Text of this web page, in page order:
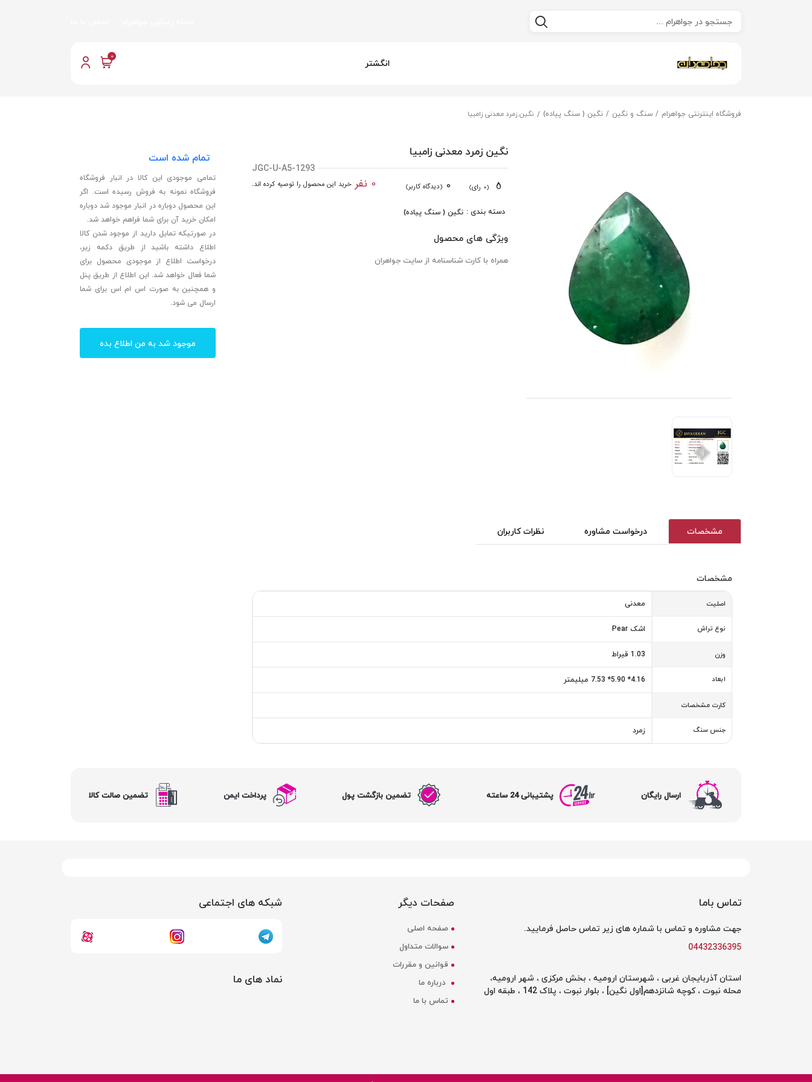
انگشتر 0
فروشگاه اینترنتی جواهرام سنگ و نگین نگین ( سنگ پیاده) نگین زمرد معدنی زامبیا
نگین زمرد معدنی زامبیا
JGC-U-A5-1293
(0 رای) 0 (دیدگاه کاربر) 0 نفر خرید این محصول را توصیه کرده اند.
دسته بندی : نگین ( سنگ پیاده)
ویژگی های محصول
همراه با کارت شناسنامه از سایت جواهران
مشخصات درخواست مشاوره نظرات کاربران
مشخصات
اصلیت معدنی
نوع تراش اشک Pear
وزن 1.03 قیراط
ابعاد 4.16* 5.90* 7.53 میلیمتر
کارت مشخصات
جنس سنگ زمرد
تمام شده است
تمامی موجودی این کالا در انبار فروشگاه
فروشگاه نمونه به فروش رسیده است. اگر
این محصول دوباره در انبار موجود شد دوباره
امکان خرید آن برای شما فراهم خواهد شد.
در صورتیکه تمایل دارید از موجود شدن کالا
اطلاع داشته باشید از طریق دکمه زیر،
درخواست اطلاع از موجودی محصول برای
شما فعال خواهد شد. این اطلاع از طریق پنل
و همچنین به صورت اس ام اس برای شما
ارسال می شود.
موجود شد به من اطلاع بده
ارسال رایگان پشتیبانی 24 ساعته تضمین بازگشت پول پرداخت ایمن تضمین صالت کالا
تماس باما
جهت مشاوره و تماس با شماره های زیر تماس حاصل فرمایید.
04432336395
استان آذربایجان غربی ، شهرستان ارومیه ، بخش مرکزی ، شهر ارومیه،
محله نبوت ، کوچه شانزدهم[اول نگین] ، بلوار نبوت ، پلاک 142 ، طبقه اول
صفحات دیگر
صفحه اصلی
سوالات متداول
قوانین و مقررات
درباره ما
تماس با ما
شبکه های اجتماعی
نماد های ما